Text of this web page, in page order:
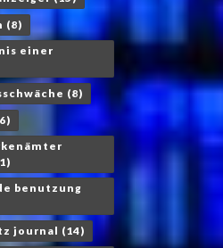
(8)
einer
(8)
benutzung
journal (14)